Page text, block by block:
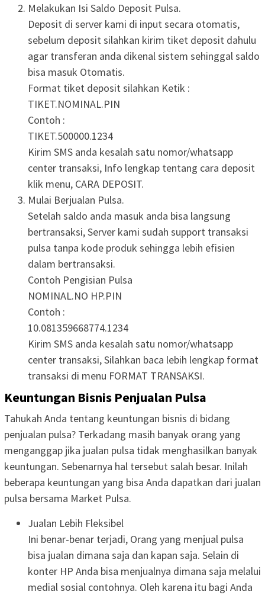
Melakukan Isi Saldo Deposit Pulsa.
Deposit di server kami di input secara otomatis,
sebelum deposit silahkan kirim tiket deposit dahulu
agar transferan anda dikenal sistem sehinggal saldo
bisa masuk Otomatis.
Format tiket deposit silahkan Ketik :
TIKET.NOMINAL.PIN
Contoh :
TIKET.500000.1234
Kirim SMS anda kesalah satu nomor/whatsapp
center transaksi, Info lengkap tentang cara deposit
klik menu, CARA DEPOSIT.
Mulai Berjualan Pulsa.
Setelah saldo anda masuk anda bisa langsung
bertransaksi, Server kami sudah support transaksi
pulsa tanpa kode produk sehingga lebih efisien
dalam bertransaksi.
Contoh Pengisian Pulsa
NOMINAL.NO HP.PIN
Contoh :
10.081359668774.1234
Kirim SMS anda kesalah satu nomor/whatsapp
center transaksi, Silahkan baca lebih lengkap format
transaksi di menu FORMAT TRANSAKSI.
Keuntungan Bisnis Penjualan Pulsa
Tahukah Anda tentang keuntungan bisnis di bidang
penjualan pulsa? Terkadang masih banyak orang yang
menganggap jika jualan pulsa tidak menghasilkan banyak
keuntungan. Sebenarnya hal tersebut salah besar. Inilah
beberapa keuntungan yang bisa Anda dapatkan dari jualan
pulsa bersama Market Pulsa.
Jualan Lebih Fleksibel
Ini benar-benar terjadi, Orang yang menjual pulsa
bisa jualan dimana saja dan kapan saja. Selain di
konter HP Anda bisa menjualnya dimana saja melalui
medial sosial contohnya. Oleh karena itu bagi Anda